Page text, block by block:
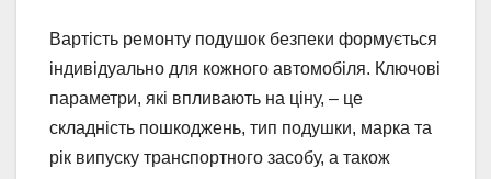
Вартість ремонту подушок безпеки формується
індивідуально для кожного автомобіля. Ключові
параметри, які впливають на ціну, – це
складність пошкоджень, тип подушки, марка та
рік випуску транспортного засобу, а також